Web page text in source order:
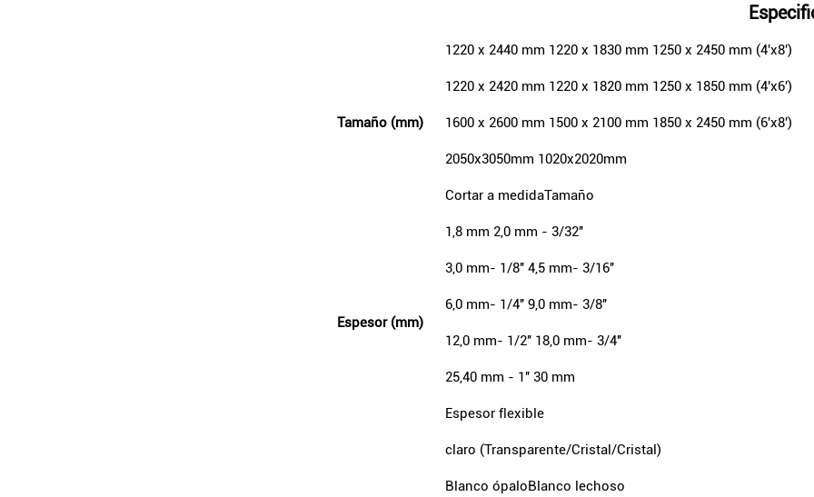
Tamaño (mm)
1220 x 2440 mm 1220 x 1830 mm 1250 x 2450 mm (4'x8')
1220 x 2420 mm 1220 x 1820 mm 1250 x 1850 mm (4'x6')
1600 x 2600 mm 1500 x 2100 mm 1850 x 2450 mm (6'x8')
2050x3050mm 1020x2020mm
Cortar a medidaTamaño
Espesor (mm)
1,8 mm 2,0 mm - 3/32''
3,0 mm- 1/8'' 4,5 mm- 3/16''
6,0 mm- 1/4'' 9,0 mm- 3/8''
12,0 mm- 1/2'' 18,0 mm- 3/4''
25,40 mm - 1'' 30 mm
Espesor flexible
claro (Transparente/Cristal/Cristal)
Blanco ópaloBlanco lechoso